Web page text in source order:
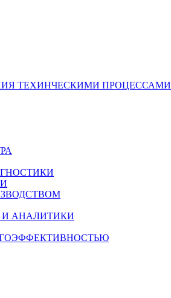
ТЕХИНЧЕСКИМИ ПРОЦЕССАМИ
И АНАЛИТИКИ